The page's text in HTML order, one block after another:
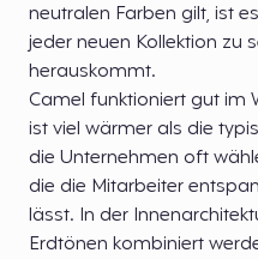
neutralen Farben gilt, ist
jeder neuen Kollektion zu
herauskommt.
Camel funktioniert gut im
ist viel wärmer als die
die Unternehmen oft
die die Mitarbeiter
lässt. In der
Erdtönen kombiniert